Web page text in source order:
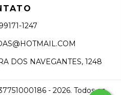
1247
DOS NAVEGANTES, 1248
- 2026. Todos os